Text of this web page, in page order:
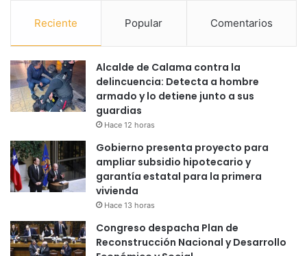
Reciente Popular Comentarios
Alcalde de Calama contra la
delincuencia: Detecta a hombre
armado y lo detiene junto a sus
guardias
Hace 12 horas
Gobierno presenta proyecto para
ampliar subsidio hipotecario y
garantía estatal para la primera
vivienda
Hace 13 horas
Congreso despacha Plan de
Reconstrucción Nacional y Desarrollo